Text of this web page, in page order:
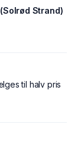
Strand)
til halv pris